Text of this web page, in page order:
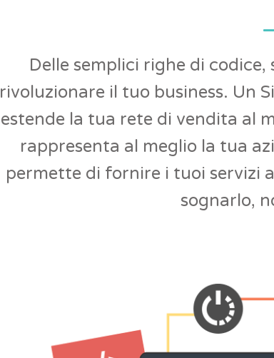
Delle semplici righe di
rivoluzionare il tuo business. Un
estende la tua rete di vendita al
rappresenta al meglio la tua
permette di fornire i tuoi servizi
sognarlo,